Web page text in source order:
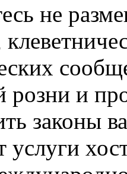
не
розни и
законы
услуги